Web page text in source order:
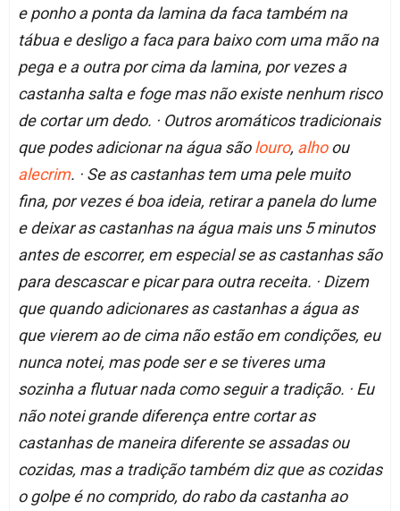
e ponho a ponta da lamina da faca também na
tábua e desligo a faca para baixo com uma mão na
pega e a outra por cima da lamina, por vezes a
castanha salta e foge mas não existe nenhum risco
de cortar um dedo. · Outros aromáticos tradicionais
que podes adicionar na água sãolouro, alhoou
alecrim. · Se as castanhas tem uma pele muito
fina, por vezes é boa ideia, retirar a panela do lume
e deixar as castanhas na água mais uns 5 minutos
antes de escorrer, em especial se as castanhas são
para descascar e picar para outra receita. · Dizem
que quando adicionares as castanhas a água as
que vierem ao de cima não estão em condições, eu
nunca notei, mas pode ser e se tiveres uma
sozinha a flutuar nada como seguir a tradição. · Eu
não notei grande diferença entre cortar as
castanhas de maneira diferente se assadas ou
cozidas, mas a tradição também diz que as cozidas
o golpe é no comprido, do rabo da castanha ao